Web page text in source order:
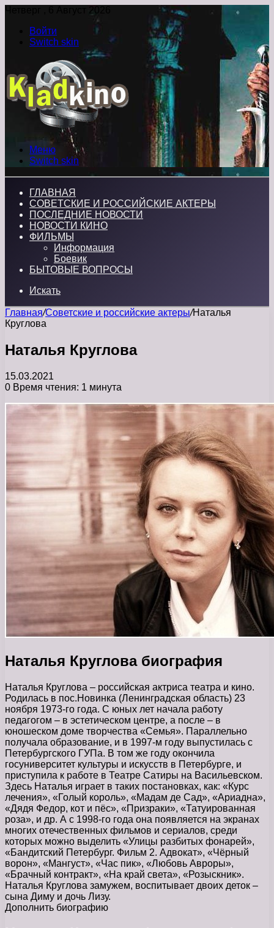
Четверг , 6 Август 2026
Войти
Switch skin
Меню
Switch skin
ГЛАВНАЯ
СОВЕТСКИЕ И РОССИЙСКИЕ АКТЕРЫ
ПОСЛЕДНИЕ НОВОСТИ
НОВОСТИ КИНО
ФИЛЬМЫ
Информация
Боевик
БЫТОВЫЕ ВОПРОСЫ
Искать
Главная/Советские и российские актеры/Наталья
Круглова
Наталья Круглова
15.03.2021
0 Время чтения: 1 минута
Наталья Круглова биография
Наталья Круглова – российская актриса театра и кино.
Родилась в пос.Новинка (Ленинградская область) 23
ноября 1973-го года. С юных лет начала работу
педагогом – в эстетическом центре, а после – в
юношеском доме творчества «Семья». Параллельно
получала образование, и в 1997-м году выпустилась с
Петербургского ГУПа. В том же году окончила
госуниверситет культуры и искусств в Петербурге, и
приступила к работе в Театре Сатиры на Васильевском.
Здесь Наталья играет в таких постановках, как: «Курс
лечения», «Голый король», «Мадам де Сад», «Ариадна»,
«Дядя Федор, кот и пёс», «Призраки», «Татуированная
роза», и др. А с 1998-го года она появляется на экранах
многих отечественных фильмов и сериалов, среди
которых можно выделить «Улицы разбитых фонарей»,
«Бандитский Петербург. Фильм 2. Адвокат», «Чёрный
ворон», «Мангуст», «Час пик», «Любовь Авроры»,
«Брачный контракт», «На край света», «Розыскник».
Наталья Круглова замужем, воспитывает двоих деток –
сына Диму и дочь Лизу.
Дополнить биографию